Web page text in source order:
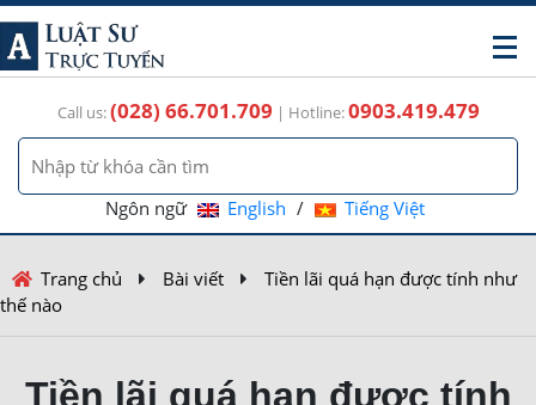
Call us:(028) 66.701.709 | Hotline:0903.419.479
Ngôn ngữ English / Tiếng Việt
Trang chủ Bài viết
Tiền lãi quá hạn được tính như
thế nào
Tiền lãi quá hạn được tính